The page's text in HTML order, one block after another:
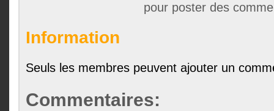
pour poster des
Information
Seuls les membres peuvent ajouter un
Commentaires: